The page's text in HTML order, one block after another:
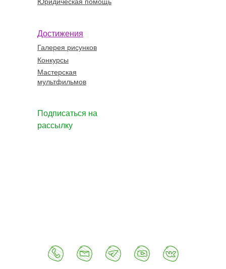
Подписаться на
рассылку
Достижения
Галерея рисунков
Конкурсы
Мастерская
мультфильмов